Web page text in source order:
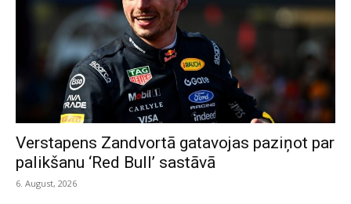
Verstapens Zandvortā gatavojas paziņot par
palikšanu ‘Red Bull’ sastāvā
6. August, 2026